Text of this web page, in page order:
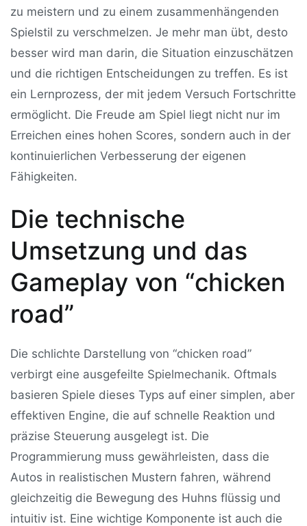
zu meistern und zu einem zusammenhängenden
Spielstil zu verschmelzen. Je mehr man übt, desto
besser wird man darin, die Situation einzuschätzen
und die richtigen Entscheidungen zu treffen. Es ist
ein Lernprozess, der mit jedem Versuch Fortschritte
ermöglicht. Die Freude am Spiel liegt nicht nur im
Erreichen eines hohen Scores, sondern auch in der
kontinuierlichen Verbesserung der eigenen
Fähigkeiten.
Die technische
Umsetzung und das
Gameplay von “chicken
road”
Die schlichte Darstellung von “chicken road”
verbirgt eine ausgefeilte Spielmechanik. Oftmals
basieren Spiele dieses Typs auf einer simplen, aber
effektiven Engine, die auf schnelle Reaktion und
präzise Steuerung ausgelegt ist. Die
Programmierung muss gewährleisten, dass die
Autos in realistischen Mustern fahren, während
gleichzeitig die Bewegung des Huhns flüssig und
intuitiv ist. Eine wichtige Komponente ist auch die